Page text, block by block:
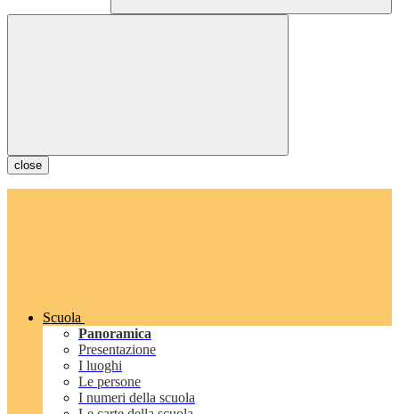
close
Scuola
Panoramica
Presentazione
I luoghi
Le persone
I numeri della scuola